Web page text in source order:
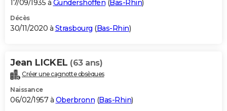
17/09/1935 à Gundershoffen (Bas-Rhin)
Décès
30/11/2020 à Strasbourg (Bas-Rhin)
Jean LICKEL (63 ans)
Créer une cagnotte obsèques
Naissance
06/02/1957 à Oberbronn (Bas-Rhin)